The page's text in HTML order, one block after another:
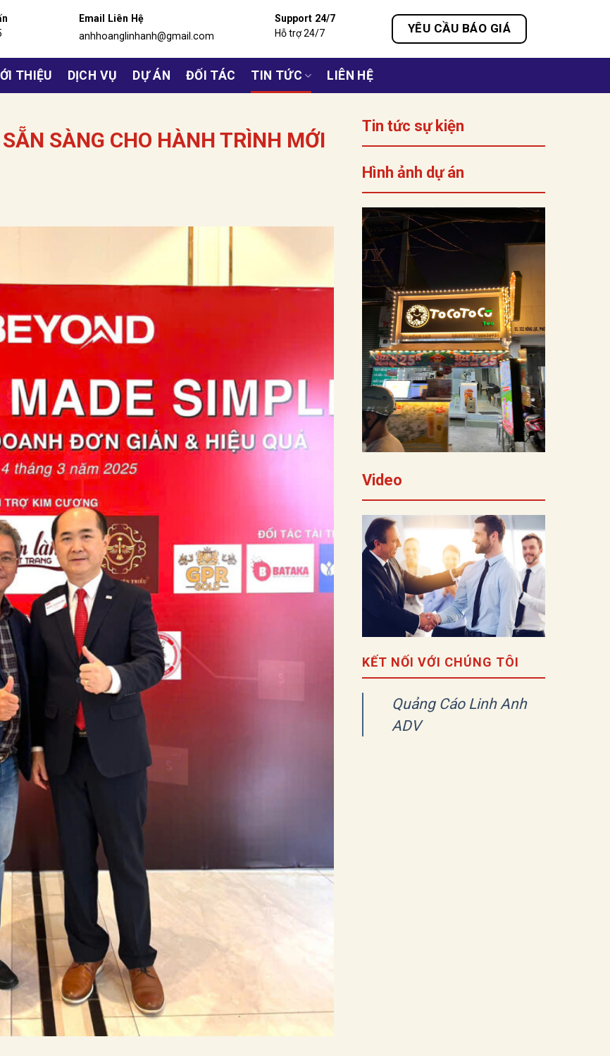
Email Liên Hệ
anhhoanglinhanh@gmail.com
Support 24/7
Hỗ trợ 24/7
YÊU CẦU BÁO GIÁ
THIỆU DỊCH VỤ DỰ ÁN ĐỐI TÁC TIN TỨC LIÊN HỆ
SÀNG CHO HÀNH TRÌNH MỚI
Tin tức sự kiện
Hình ảnh dự án
Video
KẾT NỐI VỚI CHÚNG TÔI
Quảng Cáo Linh Anh
ADV